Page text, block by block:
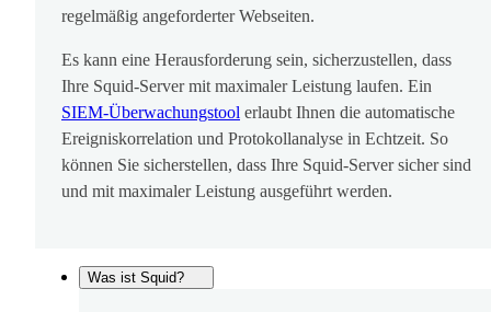
regelmäßig angeforderter Webseiten.
Es kann eine Herausforderung sein, sicherzustellen, dass
Ihre Squid-Server mit maximaler Leistung laufen. Ein
SIEM-Überwachungstool erlaubt Ihnen die automatische
Ereigniskorrelation und Protokollanalyse in Echtzeit. So
können Sie sicherstellen, dass Ihre Squid-Server sicher sind
und mit maximaler Leistung ausgeführt werden.
Was ist Squid?